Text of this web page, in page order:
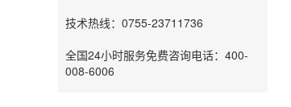
技术热线：0755-23711736
全国24小时服务免费咨询电话：400-
008-6006